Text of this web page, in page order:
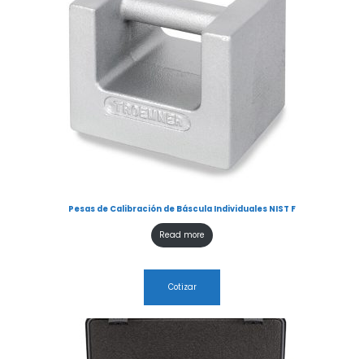
Pesas de Calibración de Báscula Individuales NIST F
Read more
Cotizar